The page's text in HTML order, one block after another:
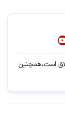
است،همچنین